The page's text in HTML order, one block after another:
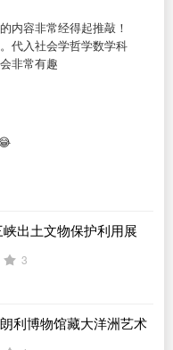
内容非常经得起推敲！
代入社会学哲学数学科
非常有趣
出土文物保护利用展
3
利博物馆藏大洋洲艺术